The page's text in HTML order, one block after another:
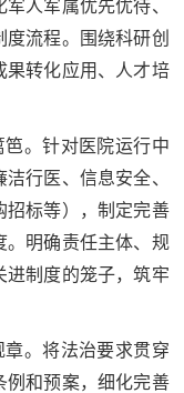
人军属优先优待、
流程。围绕科研创
果转化应用、人才培
笆。针对医院运行中
行医、信息安全、
招标等），制定完善
。明确责任主体、规
进制度的笼子，筑牢
章。将法治要求贯穿
例和预案，细化完善